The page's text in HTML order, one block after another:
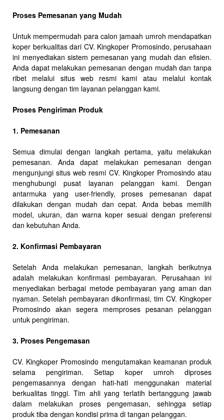
Proses Pemesanan yang Mudah
Untuk mempermudah para calon jamaah umroh mendapatkan
koper berkualitas dari CV. Kingkoper Promosindo, perusahaan
ini menyediakan sistem pemesanan yang mudah dan efisien.
Anda dapat melakukan pemesanan dengan mudah dan tanpa
ribet melalui situs web resmi kami atau melalui kontak
langsung dengan tim layanan pelanggan kami.
Proses Pengiriman Produk
1. Pemesanan
Semua dimulai dengan langkah pertama, yaitu melakukan
pemesanan. Anda dapat melakukan pemesanan dengan
mengunjungi situs web resmi CV. Kingkoper Promosindo atau
menghubungi pusat layanan pelanggan kami. Dengan
antarmuka yang user-friendly, proses pemesanan dapat
dilakukan dengan mudah dan cepat. Anda bebas memilih
model, ukuran, dan warna koper sesuai dengan preferensi
dan kebutuhan Anda.
2. Konfirmasi Pembayaran
Setelah Anda melakukan pemesanan, langkah berikutnya
adalah melakukan konfirmasi pembayaran. Perusahaan ini
menyediakan berbagai metode pembayaran yang aman dan
nyaman. Setelah pembayaran dikonfirmasi, tim CV. Kingkoper
Promosindo akan segera memproses pesanan pelanggan
untuk pengiriman.
3. Proses Pengemasan
CV. Kingkoper Promosindo mengutamakan keamanan produk
selama pengiriman. Setiap koper umroh diproses
pengemasannya dengan hati-hati menggunakan material
berkualitas tinggi. Tim ahli yang terlatih bertanggung jawab
dalam melakukan proses pengemasan, sehingga setiap
produk tiba dengan kondisi prima di tangan pelanggan.